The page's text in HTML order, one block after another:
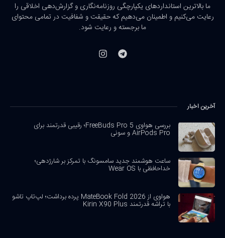
ما بالاترین استانداردهای یکپارچگی روزنامه‌نگاری و گزارش‌دهی اخلاقی را
رعایت می‌کنیم و اطمینان می‌دهیم که حقیقت و شفافیت در تمامی محتوای
ما برجسته و رعایت شود.
آخرین اخبار
بررسی هواوی FreeBuds Pro 5؛ رقیبی قدرتمند برای
AirPods Pro و سونی
ساعت هوشمند جدید سامسونگ با تمرکز بر شارژدهی؛
خداحافظی با Wear OS
هواوی از MateBook Fold 2026 پرده برداشت؛ لپ‌تاپ تاشو
با تراشه قدرتمند Kirin X90 Plus